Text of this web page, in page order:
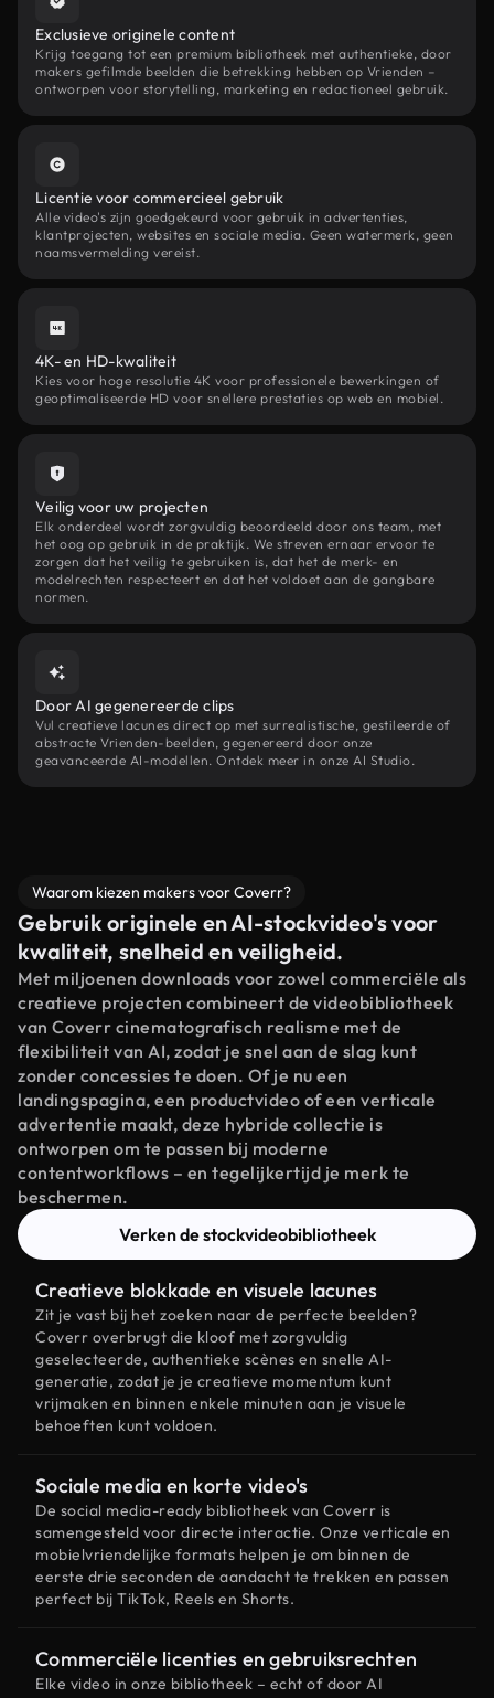
Exclusieve originele content
Krijg toegang tot een premium bibliotheek met authentieke, door
makers gefilmde beelden die betrekking hebben op Vrienden –
ontworpen voor storytelling, marketing en redactioneel gebruik.
Licentie voor commercieel gebruik
Alle video's zijn goedgekeurd voor gebruik in advertenties,
klantprojecten, websites en sociale media. Geen watermerk, geen
naamsvermelding vereist.
4K- en HD-kwaliteit
Kies voor hoge resolutie 4K voor professionele bewerkingen of
geoptimaliseerde HD voor snellere prestaties op web en mobiel.
Veilig voor uw projecten
Elk onderdeel wordt zorgvuldig beoordeeld door ons team, met
het oog op gebruik in de praktijk. We streven ernaar ervoor te
zorgen dat het veilig te gebruiken is, dat het de merk- en
modelrechten respecteert en dat het voldoet aan de gangbare
normen.
Door AI gegenereerde clips
Vul creatieve lacunes direct op met surrealistische, gestileerde of
abstracte Vrienden-beelden, gegenereerd door onze
geavanceerde AI-modellen. Ontdek meer in onze AI Studio.
Waarom kiezen makers voor Coverr?
Gebruik originele en AI-stockvideo's voor
kwaliteit, snelheid en veiligheid.
Met miljoenen downloads voor zowel commerciële als
creatieve projecten combineert de videobibliotheek
van Coverr cinematografisch realisme met de
flexibiliteit van AI, zodat je snel aan de slag kunt
zonder concessies te doen. Of je nu een
landingspagina, een productvideo of een verticale
advertentie maakt, deze hybride collectie is
ontworpen om te passen bij moderne
contentworkflows – en tegelijkertijd je merk te
beschermen.
Verken de stockvideobibliotheek
Creatieve blokkade en visuele lacunes
Zit je vast bij het zoeken naar de perfecte beelden?
Coverr overbrugt die kloof met zorgvuldig
geselecteerde, authentieke scènes en snelle AI-
generatie, zodat je je creatieve momentum kunt
vrijmaken en binnen enkele minuten aan je visuele
behoeften kunt voldoen.
Sociale media en korte video's
De social media-ready bibliotheek van Coverr is
samengesteld voor directe interactie. Onze verticale en
mobielvriendelijke formats helpen je om binnen de
eerste drie seconden de aandacht te trekken en passen
perfect bij TikTok, Reels en Shorts.
Commerciële licenties en gebruiksrechten
Elke video in onze bibliotheek – echt of door AI